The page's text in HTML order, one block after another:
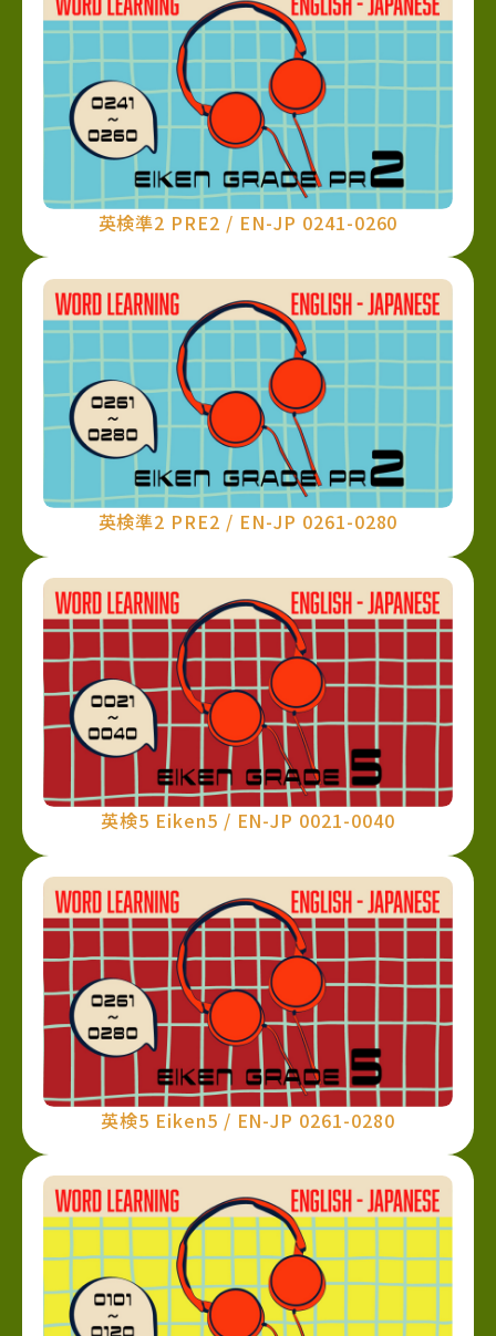
英検準2 PRE2 / EN-JP 0241-0260
英検準2 PRE2 / EN-JP 0261-0280
英検5 Eiken5 / EN-JP 0021-0040
英検5 Eiken5 / EN-JP 0261-0280